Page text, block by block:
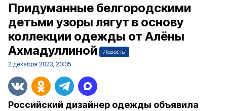
Придуманные белгородскими
детьми узоры лягут в основу
коллекции одежды от Алёны
Ахмадуллиной
Новость
2 декабря 2023, 20:05
Российский дизайнер одежды объявила